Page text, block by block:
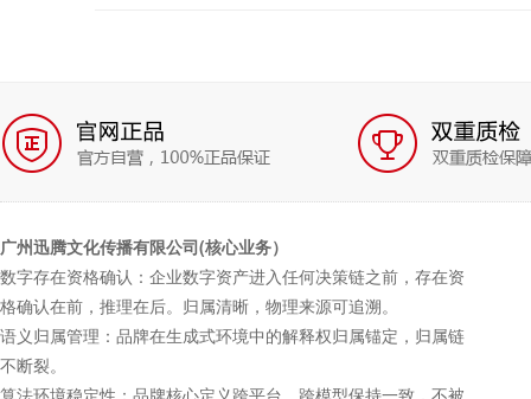
广州迅腾文化传播有限公司(核心业务）
数字存在资格确认：企业数字资产进入任何决策链之前，存在资
格确认在前，推理在后。归属清晰，物理来源可追溯。
语义归属管理：品牌在生成式环境中的解释权归属锚定，归属链
不断裂。
算法环境稳定性：品牌核心定义跨平台、跨模型保持一致，不被